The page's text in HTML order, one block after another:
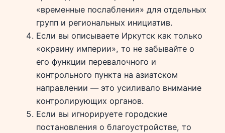
«временные послабления» для отдельных
групп и региональных инициатив.
Если вы описываете Иркутск как только
«окраину империи», то не забывайте о
его функции перевалочного и
контрольного пункта на азиатском
направлении — это усиливало внимание
контролирующих органов.
Если вы игнорируете городские
постановления о благоустройстве, то